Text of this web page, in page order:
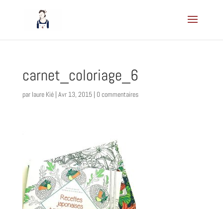
carnet_coloriage_6
par laure Kié| Avr 13, 2015| 0 commentaires